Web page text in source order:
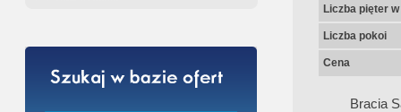
Liczba pięter
Liczba pokoi
Cena
Bracia